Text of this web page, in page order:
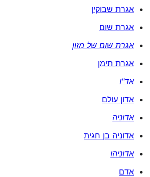
אגרת שבוקין
אגרת שום
אגרת שום של מזון
אגרת תימן
אד"ו
אדון עולם
אדוניה
אדוניה בן חגית
אדוניהו
אדם